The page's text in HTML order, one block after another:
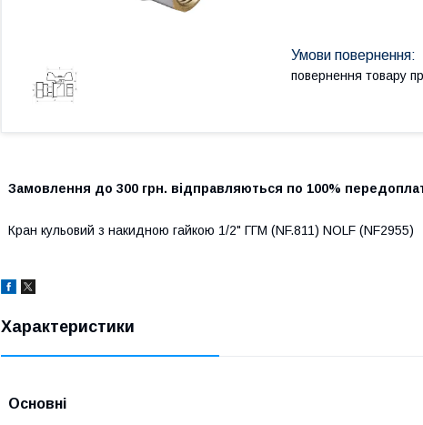
повернення товару
Замовлення до 300 грн. відправляються по 100%
Кран кульовий з накидною гайкою 1/2" ГГМ (NF.811) NOLF (NF2955)
Характеристики
Основні